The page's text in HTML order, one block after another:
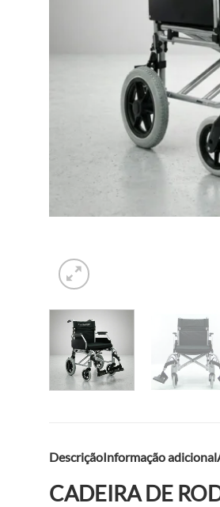
DescriçãoInformação adicional
CADEIRA DE